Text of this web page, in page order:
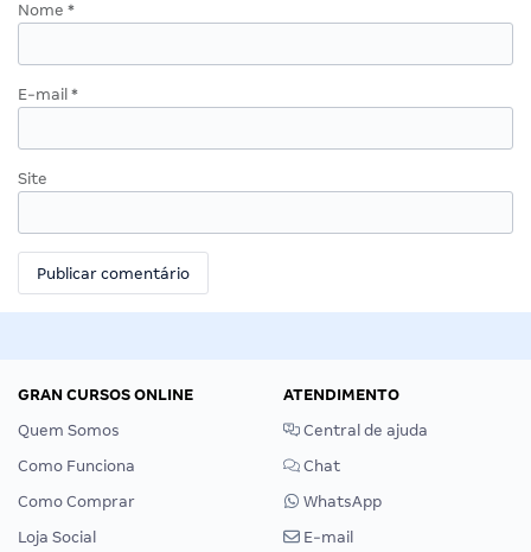
Nome *
E-mail *
Site
GRAN CURSOS ONLINE
Quem Somos
Como Funciona
Como Comprar
Loja Social
ATENDIMENTO
Central de ajuda
Chat
WhatsApp
E-mail